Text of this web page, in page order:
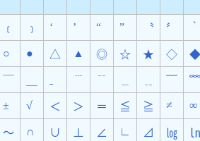
﹝ ﹞ ‘ ’ “ ” 〝 〞
○ ● △ ▲ ◎ ☆ ★ ◇ ◆
﹌
± √ ＜ ＞ ＝ ≦ ≧ ≠ ∞
～ ∩ ∪ ∠ ∟ ⊿ ㏒ ㏑